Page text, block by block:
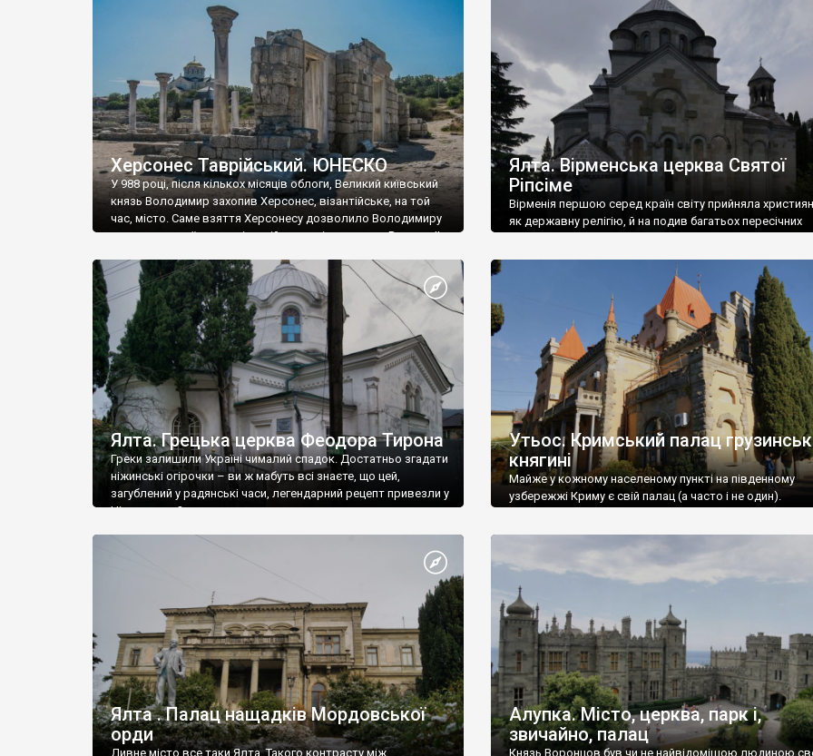
візантійської доби. Раритети викрадені з фондів об’єкту
культурної спадщини ЮНЕСКО «Херсонеса Таврійського».
Офіційно – на виставку «Золото Візантії», але експерти та
влада в Україні вважають це лише […]
називаються «повстяками» (postaki)…” “Вино. Крим
виробляє відмінне вино і його вдосталь: воно все
легке біле і дуже […]
Херсонес Таврійський. ЮНЕСКО
У 988 році, після кількох місяців облоги, Великий київський
князь Володимир захопив Херсонес, візантійське, на той
час, місто. Саме взяття Херсонесу дозволило Володимиру
диктувати свої умови візантійському імператору Василю ІІ,
Херсонесі Володимир-язичник, став Василем-
християнином. А потім було Хрещення Русі. На честь
Херсонесу Таврійського названо місто […]
Ялта. Вірменська церква Святої
Ріпсіме
Вірменія першою серед країн світу прийняла
як державну релігію, й на подив багатьох пересічних
Ялта. Грецька церква Феодора Тирона
Греки залишили Україні чималий спадок. Достатньо згадати
ніжинські огірочки – ви ж мабуть всі знаєте, що цей,
загублений у радянські часи, легендарний рецепт привезли у
Ніжин греки?
Утьос. Кримський палац
княгині
Майже у кожному населеному пункті на південному
узбережжі Криму є свій палац (а часто і не один).
Ялта . Палац нащадків Мордовської
орди
Дивне місто все таки Ялта. Такого контрасту між
Алупка. Місто, церква, парк і,
звичайно, палац
Князь Воронцов був чи не найвідомішою людиною